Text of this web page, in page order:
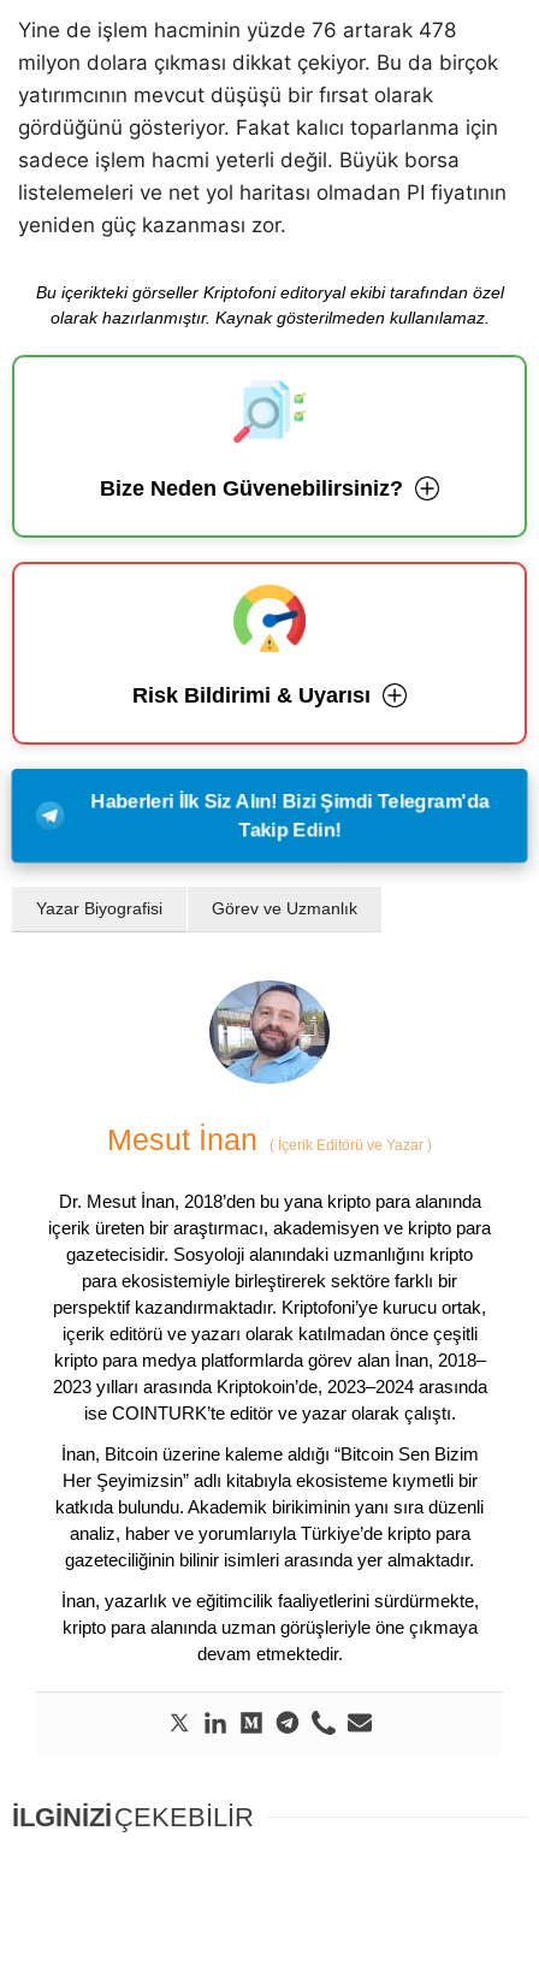
Yine de işlem hacminin yüzde 76 artarak 478
milyon dolara çıkması dikkat çekiyor. Bu da birçok
yatırımcının mevcut düşüşü bir fırsat olarak
gördüğünü gösteriyor. Fakat kalıcı toparlanma için
sadece işlem hacmi yeterli değil. Büyük borsa
listelemeleri ve net yol haritası olmadan PI fiyatının
yeniden güç kazanması zor.
Bu içerikteki görseller Kriptofoni editoryal ekibi tarafından özel
olarak hazırlanmıştır. Kaynak gösterilmeden kullanılamaz.
Bize Neden Güvenebilirsiniz?
Risk Bildirimi & Uyarısı
Haberleri İlk Siz Alın! Bizi Şimdi Telegram'da
Takip Edin!
Yazar Biyografisi Görev ve Uzmanlık
Mesut İnan ( İçerik Editörü ve Yazar )
Dr. Mesut İnan, 2018’den bu yana kripto para alanında
içerik üreten bir araştırmacı, akademisyen ve kripto para
gazetecisidir. Sosyoloji alanındaki uzmanlığını kripto
para ekosistemiyle birleştirerek sektöre farklı bir
perspektif kazandırmaktadır. Kriptofoni’ye kurucu ortak,
içerik editörü ve yazarı olarak katılmadan önce çeşitli
kripto para medya platformlarda görev alan İnan, 2018–
2023 yılları arasında Kriptokoin’de, 2023–2024 arasında
ise COINTURK’te editör ve yazar olarak çalıştı.
İnan, Bitcoin üzerine kaleme aldığı “Bitcoin Sen Bizim
Her Şeyimizsin” adlı kitabıyla ekosisteme kıymetli bir
katkıda bulundu. Akademik birikiminin yanı sıra düzenli
analiz, haber ve yorumlarıyla Türkiye’de kripto para
gazeteciliğinin bilinir isimleri arasında yer almaktadır.
İnan, yazarlık ve eğitimcilik faaliyetlerini sürdürmekte,
kripto para alanında uzman görüşleriyle öne çıkmaya
devam etmektedir.
İLGİNİZİÇEKEBİLİR